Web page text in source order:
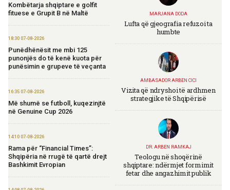
Kombëtarja shqiptare e golfit
fituese e Grupit B në Maltë
18:30 07-08-2026
Punëdhënësit me mbi 125
punonjës do të kenë kuota për
punësimin e grupeve të veçanta
16:35 07-08-2026
Më shumë se futboll, kuqezinjtë
në Genuine Cup 2026
14:10 07-08-2026
Rama për “Financial Times”:
Shqipëria në rrugë të qartë drejt
Bashkimit Evropian
MARJANA DODA
Lufta që gjeografia refuzoi ta
humbte
AMBASADOR ARBEN CICI
Vizita që ndryshoi të ardhmen
strategjike të Shqipërisë
DR. ARBEN RAMKAJ
Teologu në shoqërinë
shqiptare: ndërmjet formimit
fetar dhe angazhimit publik